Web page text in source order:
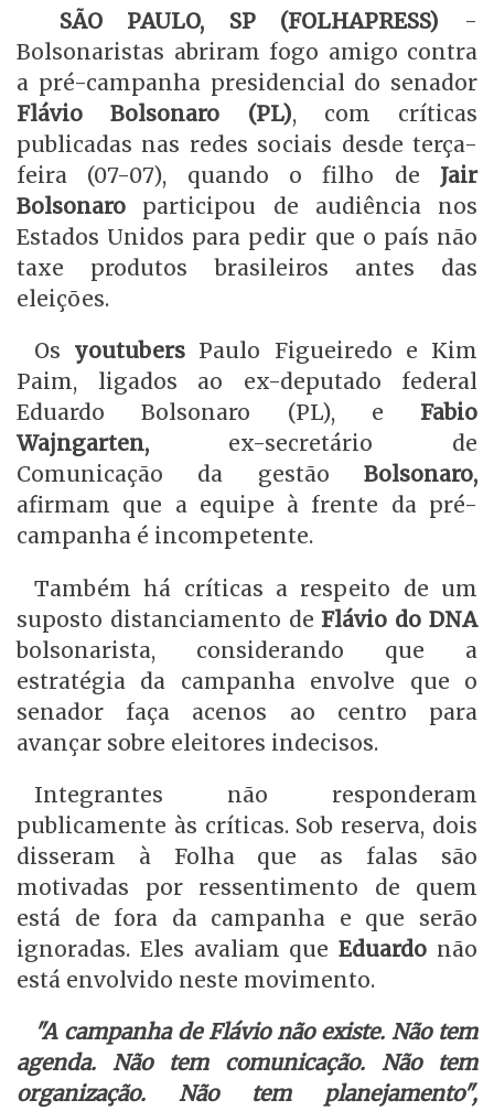
SÃO PAULO, SP (FOLHAPRESS) -
Bolsonaristas abriram fogo amigo contra
a pré-campanha presidencial do senador
Flávio Bolsonaro (PL), com críticas
publicadas nas redes sociais desde terça-
feira (07-07), quando o filho de Jair
Bolsonaro participou de audiência nos
Estados Unidos para pedir que o país não
taxe produtos brasileiros antes das
eleições.
Os youtubers Paulo Figueiredo e Kim
Paim, ligados ao ex-deputado federal
Eduardo Bolsonaro (PL), e Fabio
Wajngarten, ex-secretário de
Comunicação da gestão Bolsonaro,
afirmam que a equipe à frente da pré-
campanha é incompetente.
Também há críticas a respeito de um
suposto distanciamento de Flávio do DNA
bolsonarista, considerando que a
estratégia da campanha envolve que o
senador faça acenos ao centro para
avançar sobre eleitores indecisos.
Integrantes não responderam
publicamente às críticas. Sob reserva, dois
disseram à Folha que as falas são
motivadas por ressentimento de quem
está de fora da campanha e que serão
ignoradas. Eles avaliam queEduardo não
está envolvido neste movimento.
"A campanha de Flávio não existe. Não tem
agenda. Não tem comunicação. Não tem
organização. Não tem planejamento",